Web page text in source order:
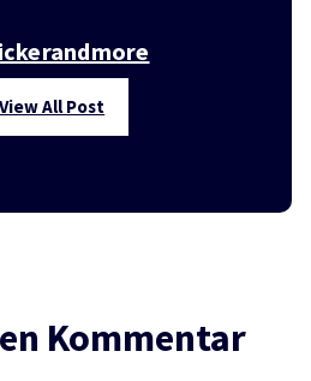
View All Post
Kommentar